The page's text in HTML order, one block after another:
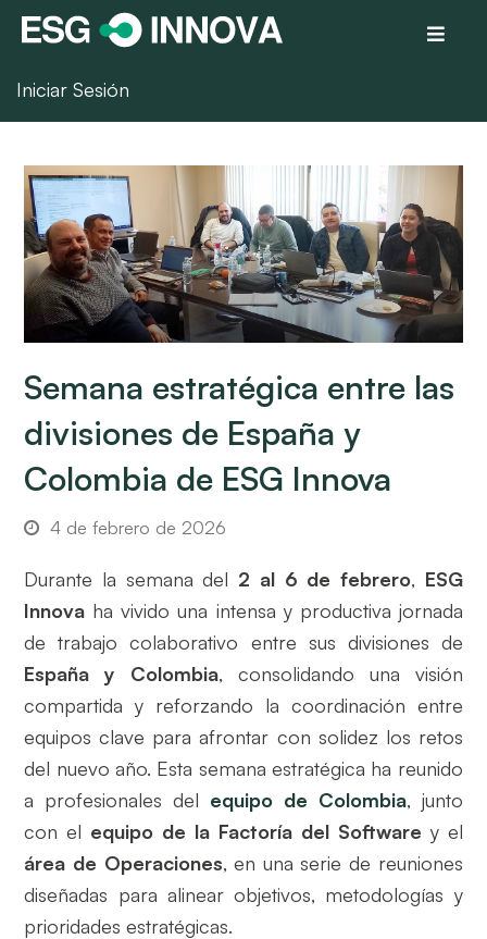
Iniciar Sesión
Semana estratégica entre las
divisiones de España y
Colombia de ESG Innova
4 de febrero de 2026
Durante la semana del 2 al 6 de febrero, ESG
Innova ha vivido una intensa y productiva jornada
de trabajo colaborativo entre sus divisiones de
España y Colombia, consolidando una visión
compartida y reforzando la coordinación entre
equipos clave para afrontar con solidez los retos
del nuevo año. Esta semana estratégica ha reunido
a profesionales del equipo de Colombia, junto
con el equipo de la Factoría del Software y el
área de Operaciones, en una serie de reuniones
diseñadas para alinear objetivos, metodologías y
prioridades estratégicas.